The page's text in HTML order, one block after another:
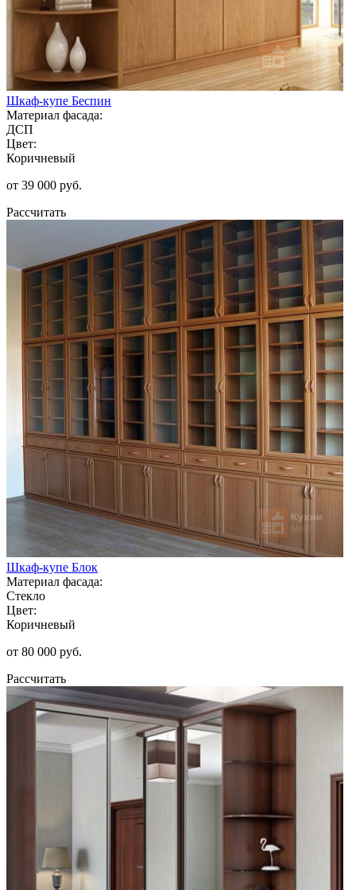
Шкаф-купе Беспин
Материал фасада:
ДСП
Цвет:
Коричневый
от 39 000 руб.
Рассчитать
Шкаф-купе Блок
Материал фасада:
Стекло
Цвет:
Коричневый
от 80 000 руб.
Рассчитать